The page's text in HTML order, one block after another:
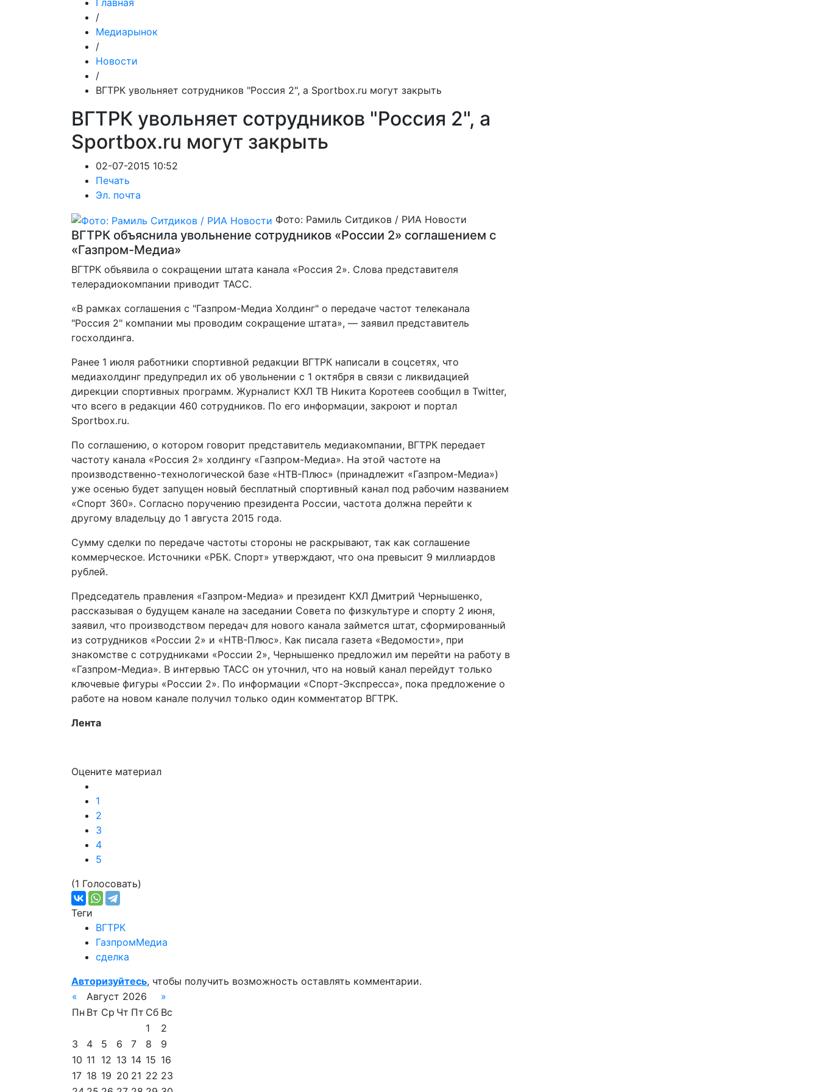
Главная
/
Медиарынок
/
Новости
/
ВГТРК увольняет сотрудников "Россия 2", а Sportbox.ru могут закрыть
ВГТРК увольняет сотрудников "Россия 2", а
Sportbox.ru могут закрыть
02-07-2015 10:52
Печать
Эл. почта
Фото: Рамиль Ситдиков / РИА Новости
ВГТРК объяснила увольнение сотрудников «России 2» соглашением с
«Газпром-Медиа»
ВГТРК объявила о сокращении штата канала «Россия 2». Слова представителя
телерадиокомпании приводит ТАСС.
«В рамках соглашения с "Газпром-Медиа Холдинг" о передаче частот телеканала
"Россия 2" компании мы проводим сокращение штата», — заявил представитель
госхолдинга.
Ранее 1 июля работники спортивной редакции ВГТРК написали в соцсетях, что
медиахолдинг предупредил их об увольнении с 1 октября в связи с ликвидацией
дирекции спортивных программ. Журналист КХЛ ТВ Никита Коротеев сообщил в Twitter,
что всего в редакции 460 сотрудников. По его информации, закроют и портал
Sportbox.ru.
По соглашению, о котором говорит представитель медиакомпании, ВГТРК передает
частоту канала «Россия 2» холдингу «Газпром-Медиа». На этой частоте на
производственно-технологической базе «НТВ-Плюс» (принадлежит «Газпром-Медиа»)
уже осенью будет запущен новый бесплатный спортивный канал под рабочим названием
«Спорт 360». Согласно поручению президента России, частота должна перейти к
другому владельцу до 1 августа 2015 года.
Сумму сделки по передаче частоты стороны не раскрывают, так как соглашение
коммерческое. Источники «РБК. Спорт» утверждают, что она превысит 9 миллиардов
рублей.
Председатель правления «Газпром-Медиа» и президент КХЛ Дмитрий Чернышенко,
рассказывая о будущем канале на заседании Совета по физкультуре и спорту 2 июня,
заявил, что производством передач для нового канала займется штат, сформированный
из сотрудников «России 2» и «НТВ-Плюс». Как писала газета «Ведомости», при
знакомстве с сотрудниками «России 2», Чернышенко предложил им перейти на работу в
«Газпром-Медиа». В интервью ТАСС он уточнил, что на новый канал перейдут только
ключевые фигуры «России 2». По информации «Спорт-Экспресса», пока предложение о
работе на новом канале получил только один комментатор ВГТРК.
Лента
Оцените материал
1
2
3
4
5
(1 Голосовать)
Теги
ВГТРК
ГазпромМедиа
сделка
Авторизуйтесь, чтобы получить возможность оставлять комментарии.
«
Август 2026
»
Пн Вт Ср Чт Пт Сб Вс
1
2
3
4 5 6 7 8
9
10 11 12 13 14 15 16
17 18 19 20 21 22 23